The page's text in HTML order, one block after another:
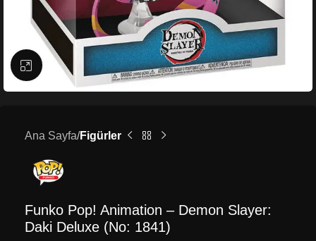
Büyütmek için tıklayın
Ana Sayfa Figürler
Funko Pop! Animation – Demon Slayer:
Daki Deluxe (No: 1841)